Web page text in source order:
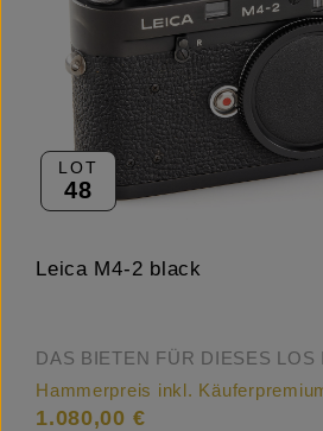
LOT
48
Leica M4-2 black
DAS BIETEN FÜR DIESES LOS
Hammerpreis inkl.
1.080,00 €